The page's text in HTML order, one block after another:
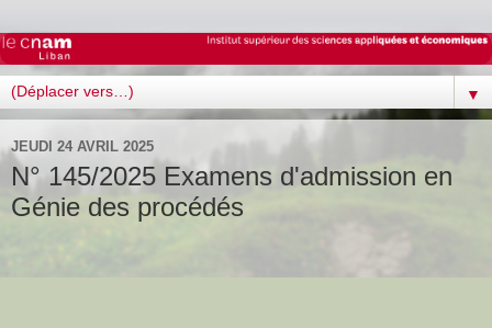
▼
JEUDI 24 AVRIL 2025
N° 145/2025 Examens d'admission en
Génie des procédés